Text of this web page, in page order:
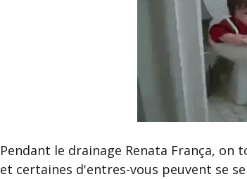
Pendant le drainage Renata França, on
et certaines d'entres-vous peuvent se